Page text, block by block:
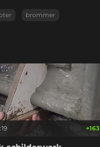
brommer
+163